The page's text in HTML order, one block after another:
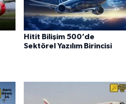
Hitit Bilişim 500’de
Sektörel Yazılım Birincisi